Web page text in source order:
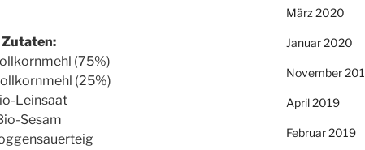
Zutaten:
(75%)
(25%)
Leinsaat
Sesam
März 2020
Januar 2020
November
April 2019
Februar 2019